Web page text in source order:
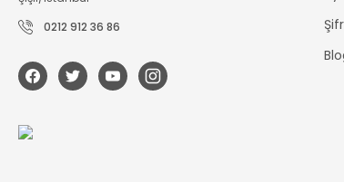
0212 912 36 86